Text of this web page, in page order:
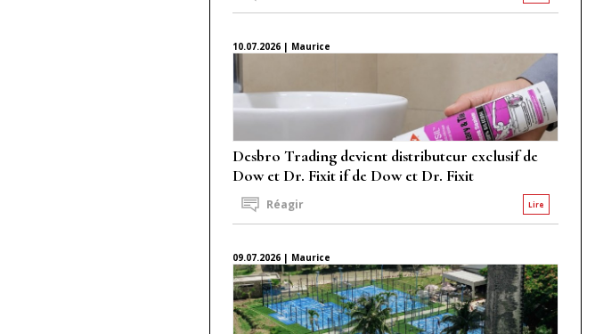
10.07.2026 | Maurice
Desbro Trading devient distributeur exclusif de
Dow et Dr. Fixit if de Dow et Dr. Fixit
Lire
Réagir
09.07.2026 | Maurice